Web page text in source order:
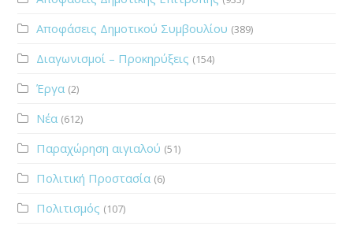
Αποφάσεις Δημοτικού Συμβουλίου (389)
Διαγωνισμοί – Προκηρύξεις (154)
Έργα (2)
Νέα (612)
Παραχώρηση αιγιαλού (51)
Πολιτική Προστασία (6)
Πολιτισμός (107)